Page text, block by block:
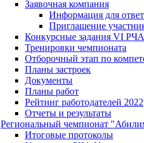
Заявочная компания
Информация для
Приглашение
Конкурсные задания VI РЧА
Тренировки чемпионата
Отборочный этап по
Планы застроек
Документы
Планы работ
Рейтинг работодателей 2022
Отчеты и результаты
Региональный чемпионат
Итоговые протоколы